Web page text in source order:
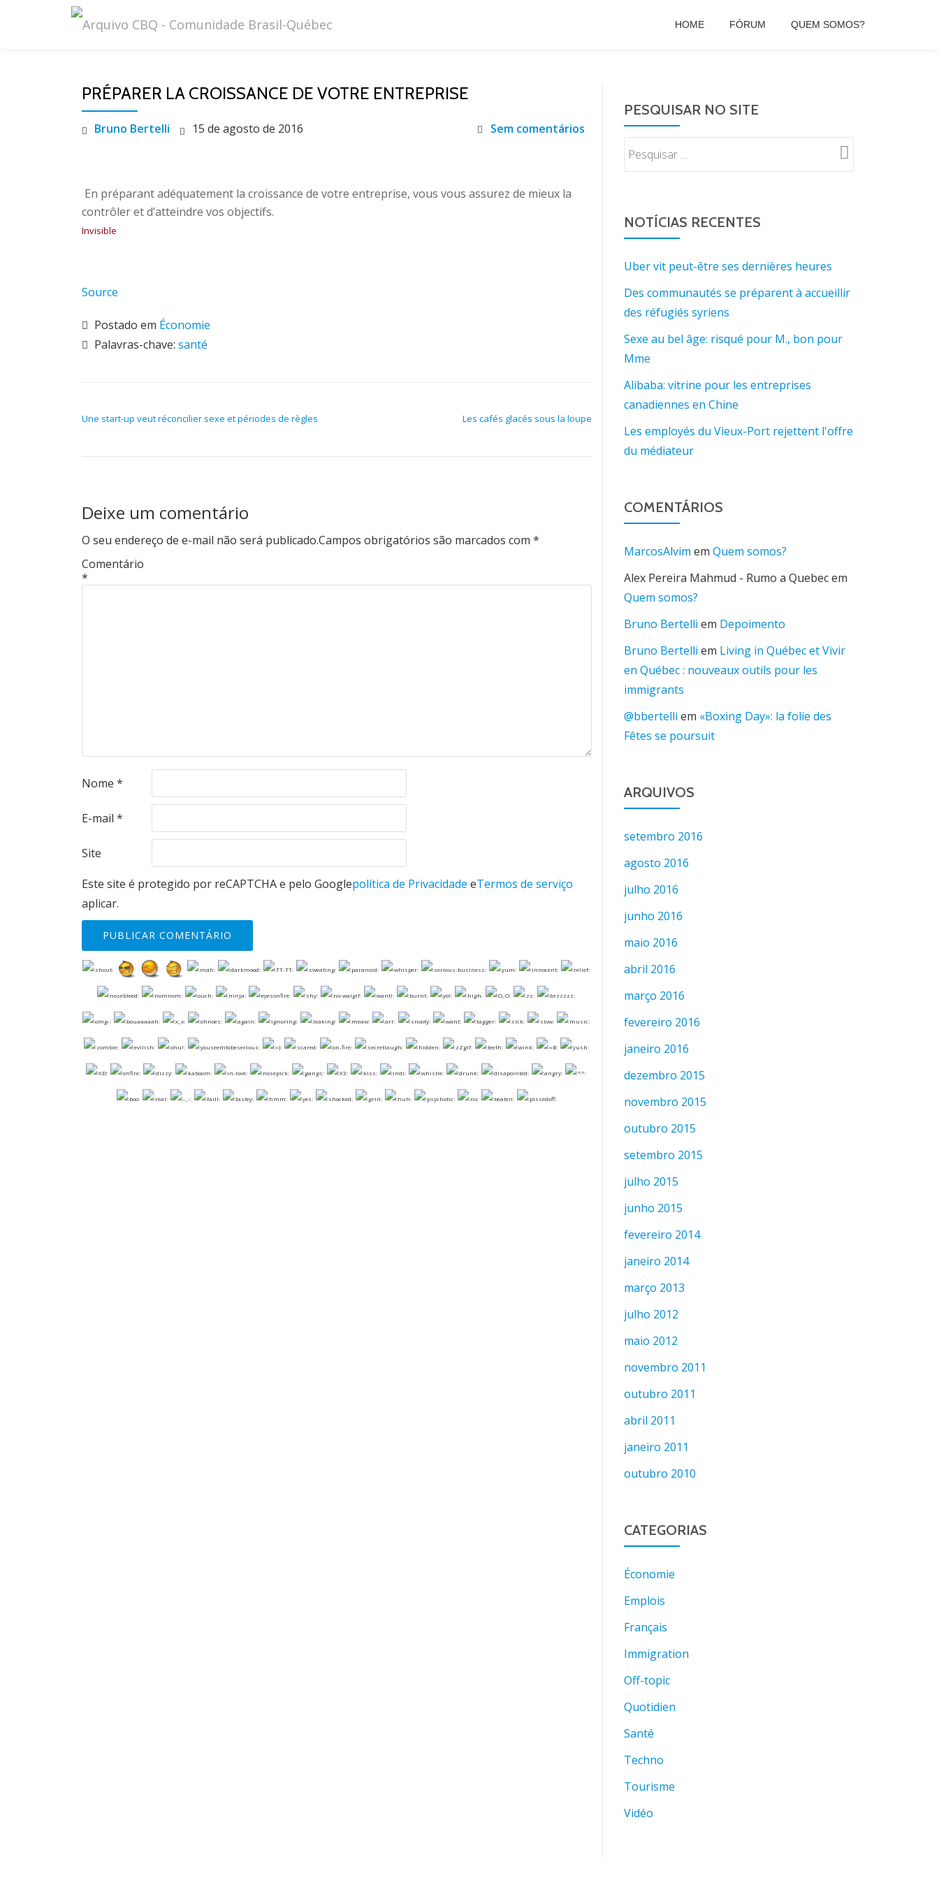
HOME FÓRUM QUEM SOMOS?
PRÉPARER LA CROISSANCE DE VOTRE ENTREPRISE
Bruno Bertelli 15 de agosto de 2016 Sem comentários
En préparant adéquatement la croissance de votre entreprise, vous vous assurez de mieux la
contrôler et d’atteindre vos objectifs.
Invisible
Source
Postado em Économie
Palavras-chave: santé
Une start-up veut réconcilier sexe et périodes de règles Les cafés glacés sous la loupe
Deixe um comentário
O seu endereço de e-mail não será publicado.Campos obrigatórios são marcados com *
Comentário
*
Nome *
E-mail *
Site
Este site é protegido por reCAPTCHA e pelo Googlepolítica de Privacidade eTermos de serviço
aplicar.
PESQUISAR NO SITE
NOTÍCIAS RECENTES
Uber vit peut-être ses dernières heures
Des communautés se préparent à accueillir
des réfugiés syriens
Sexe au bel âge: risqué pour M., bon pour
Mme
Alibaba: vitrine pour les entreprises
canadiennes en Chine
Les employés du Vieux-Port rejettent l'offre
du médiateur
COMENTÁRIOS
MarcosAlvim em Quem somos?
Alex Pereira Mahmud - Rumo a Quebecem
Quem somos?
Bruno Bertelli em Depoimento
Bruno Bertelli em Living in Québec et Vivir
en Québec : nouveaux outils pour les
immigrants
@bbertelli em «Boxing Day»: la folie des
Fêtes se poursuit
ARQUIVOS
setembro 2016
agosto 2016
julho 2016
junho 2016
maio 2016
abril 2016
março 2016
fevereiro 2016
janeiro 2016
dezembro 2015
novembro 2015
outubro 2015
setembro 2015
julho 2015
junho 2015
fevereiro 2014
janeiro 2014
março 2013
julho 2012
maio 2012
novembro 2011
outubro 2011
abril 2011
janeiro 2011
outubro 2010
CATEGORIAS
Économie
Emplois
Français
Immigration
Off-topic
Quotidien
Santé
Techno
Tourisme
Vidéo